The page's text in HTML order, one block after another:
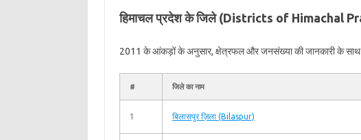
हिमाचल प्रदेश के जिले (Districts of Himachal
2011 के आंकड़ों के अनुसार, क्षेत्रफल और जनसंख्या की जानकारी के साथ
# जिले का नाम
1 बिलासपुर ज़िला (Bilaspur)